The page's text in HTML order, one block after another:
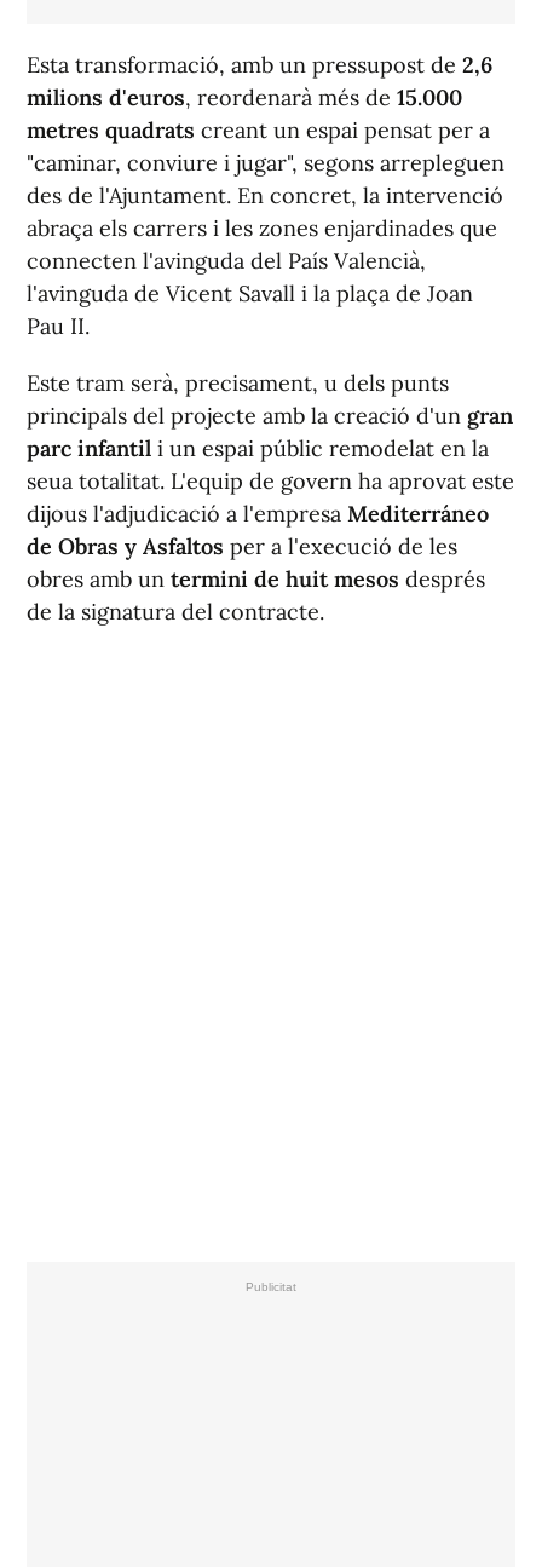
Esta transformació, amb un pressupost de 2,6
milions d'euros, reordenarà més de 15.000
metres quadrats creant un espai pensat per a
"caminar, conviure i jugar", segons arrepleguen
des de l'Ajuntament. En concret, la intervenció
abraça els carrers i les zones enjardinades que
connecten l'avinguda del País Valencià,
l'avinguda de Vicent Savall i la plaça de Joan
Pau II.
Este tram serà, precisament, u dels punts
principals del projecte amb la creació d'un gran
parc infantil i un espai públic remodelat en la
seua totalitat. L'equip de govern ha aprovat este
dijous l'adjudicació a l'empresa Mediterráneo
de Obras y Asfaltos per a l'execució de les
obres amb un termini de huit mesos després
de la signatura del contracte.